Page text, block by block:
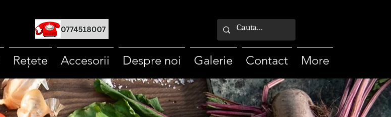
Rețete Accesorii Despre noi Galerie Contact More